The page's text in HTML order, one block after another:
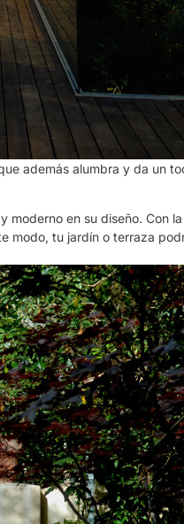
además alumbra y da un
en su diseño. Con
modo, tu jardín o terraza